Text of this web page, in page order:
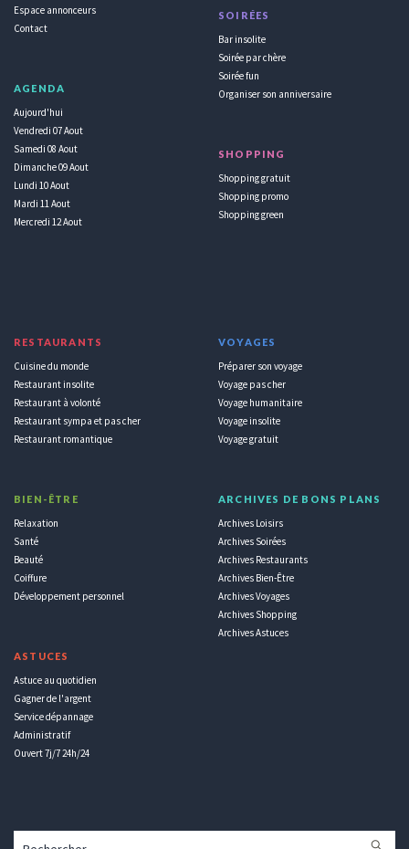
Espace annonceurs
Contact
AGENDA
Aujourd'hui
Vendredi 07 Aout
Samedi 08 Aout
Dimanche 09 Aout
Lundi 10 Aout
Mardi 11 Aout
Mercredi 12 Aout
SOIRÉES
Bar insolite
Soirée par chère
Soirée fun
Organiser son anniversaire
SHOPPING
Shopping gratuit
Shopping promo
Shopping green
RESTAURANTS
Cuisine du monde
Restaurant insolite
Restaurant à volonté
Restaurant sympa et pas cher
Restaurant romantique
BIEN-ÊTRE
Relaxation
Santé
Beauté
Coiffure
Développement personnel
ASTUCES
Astuce au quotidien
Gagner de l'argent
Service dépannage
Administratif
Ouvert 7j/7 24h/24
VOYAGES
Préparer son voyage
Voyage pas cher
Voyage humanitaire
Voyage insolite
Voyage gratuit
ARCHIVES DE BONS PLANS
Archives Loisirs
Archives Soirées
Archives Restaurants
Archives Bien-Être
Archives Voyages
Archives Shopping
Archives Astuces